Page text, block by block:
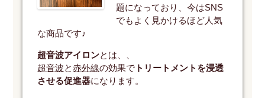
題になっており、今はSNS
でもよく見かけるほど人気
な商品です♪
超音波アイロンとは、、
超音波と赤外線の効果で トリートメントを浸透
させる促進器になります。